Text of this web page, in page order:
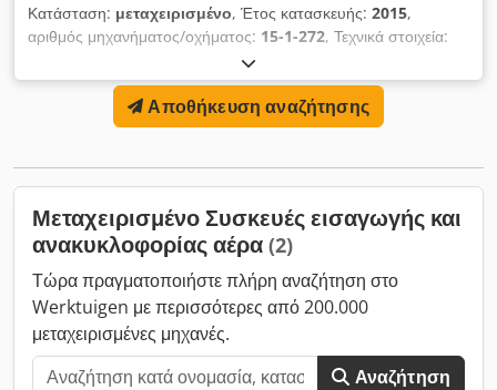
Κατάσταση: μεταχειρισμένο, Έτος κατασκευής: 2015,
αριθμός μηχανήματος/οχήματος: 15-1-272, Τεχνικά στοιχεία:
Codpfx Afsykuz Ao Djrf - Κατασκευαστής: Weger air
solutions - Έτος κατασκευής: 2015 - Τύπος: ZL66 - Ισχύς
κινητήρα: 1,27 kW - Μήκος: 2.900 mm - Πλάτος: 705 mm -
Ύψος: 890 mm - Σύνδεση καναλιού: αναρρόφηση 605x655
PWW 70/50 - Ροή όγκου: 3.000 m³/h - Διάμετρος σύνδεσης
απόθεμα - Διακυμάνσεις τάσης μέγ. +/- 5 %
Αποθήκευση αναζήτησης
Μεταχειρισμένο Συσκευές εισαγωγής και
ανακυκλοφορίας αέρα (2)
Τώρα πραγματοποιήστε πλήρη αναζήτηση στο
Werktuigen με περισσότερες από 200.000
μεταχειρισμένες μηχανές.
Αναζήτηση